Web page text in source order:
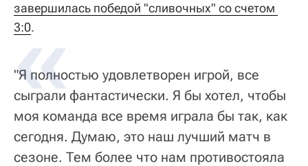
завершилась победой "сливочных" со счетом
3:0.
"Я полностью удовлетворен игрой, все
сыграли фантастически. Я бы хотел, чтобы
моя команда все время играла бы так, как
сегодня. Думаю, это наш лучший матч в
сезоне. Тем более что нам противостояла